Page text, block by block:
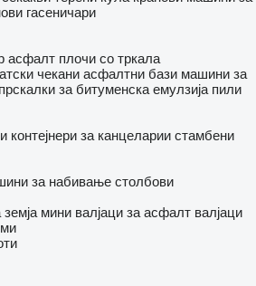
гасеничари
асфалт плочи со тркала
чекани асфалтни бази машини за
прскалки за битуменска емулзија пили
контејнери за канцеларии стамбени
за набивање столбови
мини валјаци за асфалт валјаци